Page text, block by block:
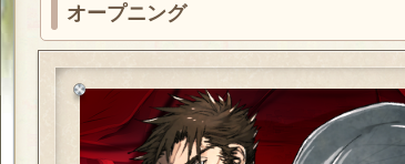
オープニング